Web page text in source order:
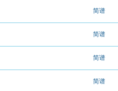
简谱
简谱
简谱
简谱